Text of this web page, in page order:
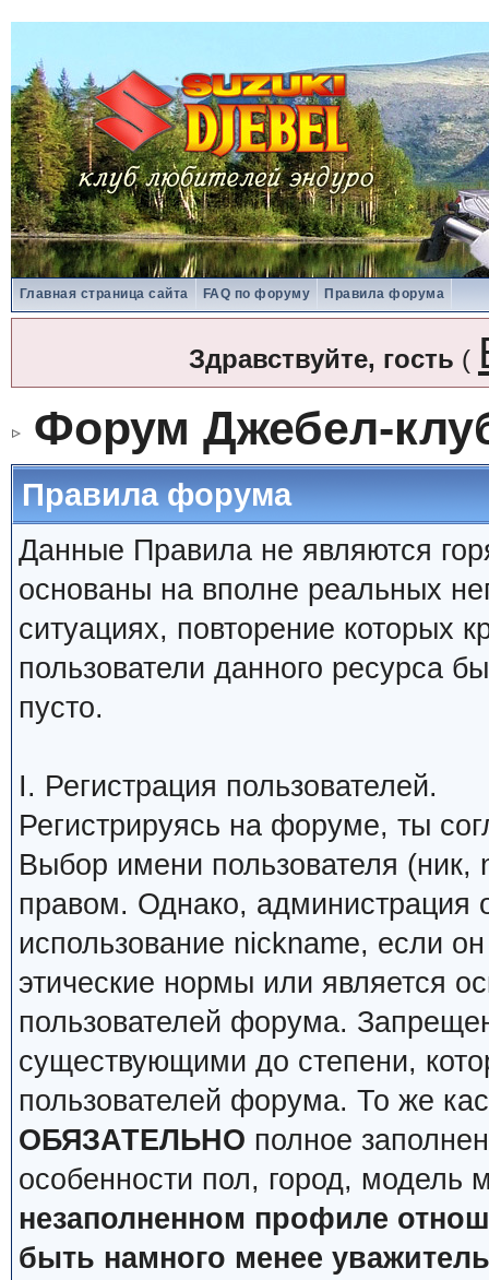
Главная страница сайта FAQ по форуму Правила форума
Здравствуйте, гость (
Форум Джебел-
Правила форума
Данные Правила не являются
основаны на вполне реальных
ситуациях, повторение которых
пользователи данного ресурса
пусто.
I. Регистрация пользователей.
Регистрируясь на форуме, ты
Выбор имени пользователя (ник,
правом. Однако, администрация
использование nickname, если
этические нормы или является
пользователей форума.
существующими до степени,
пользователей форума. То же
ОБЯЗАТЕЛЬНО полное
особенности пол, город, модель
незаполненном профиле
быть намного менее